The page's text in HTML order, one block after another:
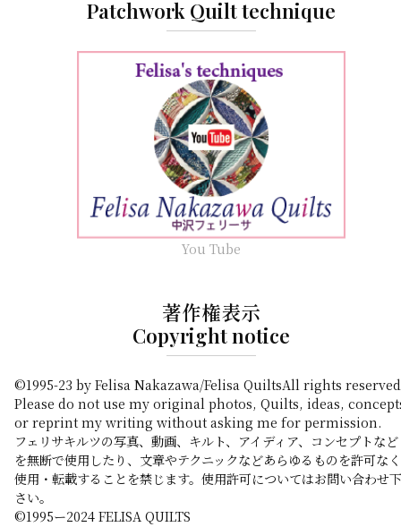
Patchwork Quilt technique
You Tube
著作権表示
Copyright notice
©1995-23 by Felisa Nakazawa/Felisa QuiltsAll rights
Please do not use my original photos, Quilts, ideas,
or reprint my writing without asking me for permission.
フェリサキルツの写真、動画、キルト、アイディア、コンセプトなど
を無断で使用したり、文章やテクニックなどあらゆるものを許可なく
使用・転載することを禁じます。使用許可についてはお問い合わせ下
さい。
©️1995ー2024 FELISA QUILTS